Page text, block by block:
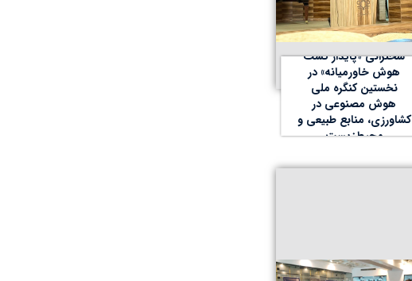
سخنرانی «پایدار کشت
هوش خاورمیانه» در
نخستین کنگره ملی
هوش مصنوعی در
کشاورزی، منابع طبیعی و
محیط‌زیست